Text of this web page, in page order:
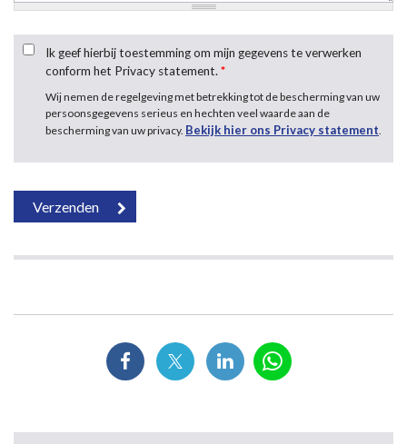
Ik geef hierbij toestemming om mijn gegevens te verwerken
conform het Privacy statement.*
Wij nemen de regelgeving met betrekking tot de bescherming van uw
persoonsgegevens serieus en hechten veel waarde aan de
bescherming van uw privacy. Bekijk hier ons Privacy statement.